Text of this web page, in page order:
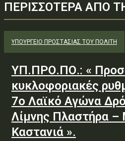
ΠΕΡΙΣΣΟΤΕΡΑ ΑΠΟ
ΥΠΟΥΡΓΕΊΟ ΠΡΟΣΤΑΣΊΑΣ ΤΟΥ ΠΟΛΊΤΗ
ΥΠ.ΠΡΟ.ΠΟ.: «
κυκλοφοριακές
7ο Λαϊκό Αγώνα
Λίμνης Πλαστήρα –
Καστανιά ».